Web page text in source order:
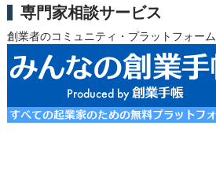
専門家相談サービス
創業者のコミュニティ・プラットフォーム